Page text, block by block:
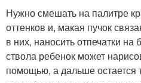
Нужно смешать на палитре
оттенков и, макая пучок
в них, наносить отпечатки на
ствола ребенок может
помощью, а дальше остается